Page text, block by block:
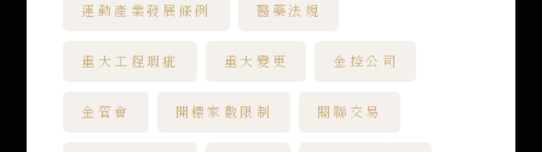
運動產業發展條例 醫藥法規
重大工程瑕疵 重大變更 金控公司
金管會 開標家數限制 關聯交易